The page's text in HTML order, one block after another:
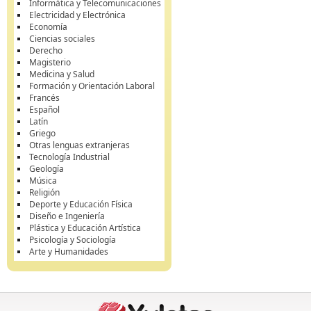
Informática y Telecomunicaciones
Electricidad y Electrónica
Economía
Ciencias sociales
Derecho
Magisterio
Medicina y Salud
Formación y Orientación Laboral
Francés
Español
Latín
Griego
Otras lenguas extranjeras
Tecnología Industrial
Geología
Música
Religión
Deporte y Educación Física
Diseño e Ingeniería
Plástica y Educación Artística
Psicología y Sociología
Arte y Humanidades